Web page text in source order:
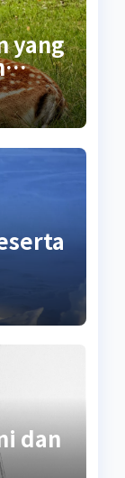
yang
dan